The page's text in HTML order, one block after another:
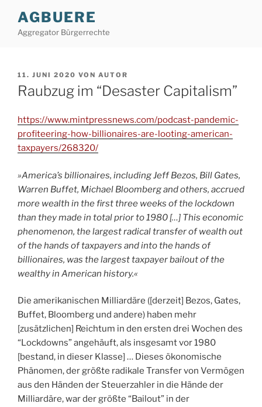
Inhalt
springen
AGBUERE
Aggregator Bürgerrechte
VERÖFFENTLICHT
AM
11. JUNI 2020 VON AUTOR
Raubzug im “Desaster Capitalism”
https://www.mintpressnews.com/podcast-pandemic-
profiteering-how-billionaires-are-looting-american-
taxpayers/268320/
»America’s billionaires, including Jeff Bezos, Bill Gates,
Warren Buffet, Michael Bloomberg and others, accrued
more wealth in the first three weeks of the lockdown
than they made in total prior to 1980 […] This economic
phenomenon, the largest radical transfer of wealth out
of the hands of taxpayers and into the hands of
billionaires, was the largest taxpayer bailout of the
wealthy in American history.«
Die amerikanischen Milliardäre ([derzeit] Bezos, Gates,
Buffet, Bloomberg und andere) haben mehr
[zusätzlichen] Reichtum in den ersten drei Wochen des
“Lockdowns” angehäuft, als insgesamt vor 1980
[bestand, in dieser Klasse] … Dieses ökonomische
Phänomen, der größte radikale Transfer von Vermögen
aus den Händen der Steuerzahler in die Hände der
Milliardäre, war der größte “Bailout” in der